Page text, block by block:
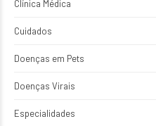
Clínica Médica
Cuidados
Doenças em Pets
Doenças Virais
Especialidades